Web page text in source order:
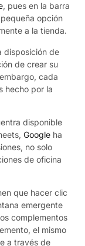
, pues en la barra
opción
a la tienda.
disposición de
de crear su
cada
hecho por la
disponible
Google ha
no solo
de oficina
que hacer clic
emergente
complementos
el mismo
a través de